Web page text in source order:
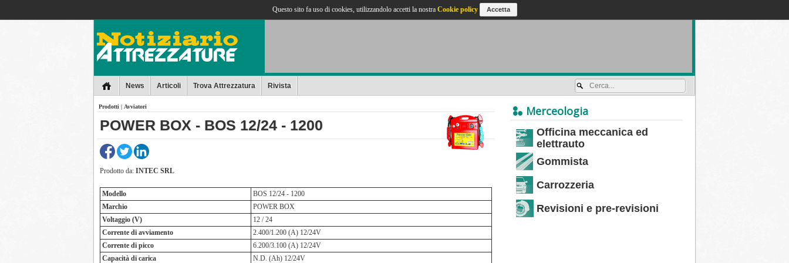
News Articoli Trova Attrezzatura Rivista
Merceologia
Officina meccanica ed
elettrauto
Gommista
Carrozzeria
Revisioni e pre-revisioni
Prodotti | Avviatori
POWER BOX - BOS 12/24 - 1200
Prodotto da: INTEC SRL
Modello
BOS 12/24 - 1200
Marchio
POWER BOX
Voltaggio (V)
12 / 24
Corrente di avviamento
2.400/1.200 (A) 12/24V
Corrente di picco
6.200/3.100 (A) 12/24V
Capacità di carica
N.D. (Ah) 12/24V
Questo sito fa uso di cookies, utilizzandolo accetti la nostra Cookie policy Accetta